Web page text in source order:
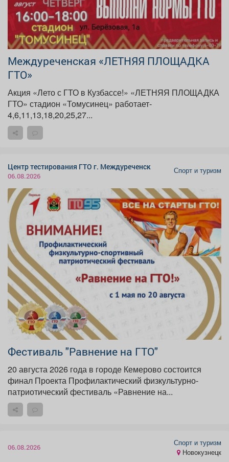
Междуреченская «ЛЕТНЯЯ ПЛОЩАДКА
ГТО»
Акция «Лето с ГТО в Кузбассе!» «ЛЕТНЯЯ ПЛОЩАДКА
ГТО» стадион «Томусинец» работает-
4,6,11,13,18,20,25,27...
Центр тестирования ГТО г. Междуреченск
06.08.2026
Спорт и туризм
Фестиваль "Равнение на ГТО"
20 августа 2026 года в городе Кемерово состоится
финал Проекта Профилактический физкультурно-
патриотический фестиваль «Равнение на...
06.08.2026
Спорт и туризм
Новокузнецк